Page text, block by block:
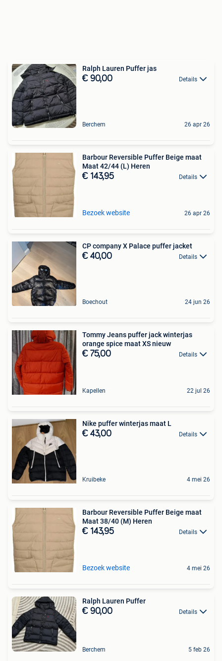
Ralph Lauren Puffer jas
€ 90,00 Details
Berchem 26 apr 26
Barbour Reversible Puffer Beige maat
Maat 42/44 (L) Heren
€ 143,95 Details
Bezoek website 26 apr 26
CP company X Palace puffer jacket
€ 40,00 Details
Boechout 24 jun 26
Tommy Jeans puffer jack winterjas
orange spice maat XS nieuw
€ 75,00 Details
Kapellen 22 jul 26
Nike puffer winterjas maat L
€ 43,00 Details
Kruibeke 4 mei 26
Barbour Reversible Puffer Beige maat
Maat 38/40 (M) Heren
€ 143,95 Details
Bezoek website 4 mei 26
Ralph Lauren Puffer
€ 90,00 Details
Berchem 5 feb 26